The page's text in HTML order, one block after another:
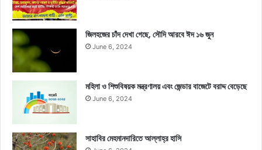
জিলহজের চাঁদ দেখা গেছে, সৌদি আরবে ঈদ ১৬ জুন
June 6, 2024
মহিলা ও শিশুবিষয়ক মন্ত্রণালয় এবং জেন্ডার বাজেটে বরাদ্দ বেড়েছে
June 6, 2024
সাহাবির মেহমানদারিতে আল্লাহ্‌র হাসি